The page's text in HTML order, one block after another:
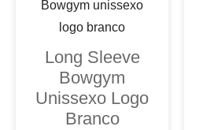
Long Sleeve
Bowgym
Unissexo Logo
Branco